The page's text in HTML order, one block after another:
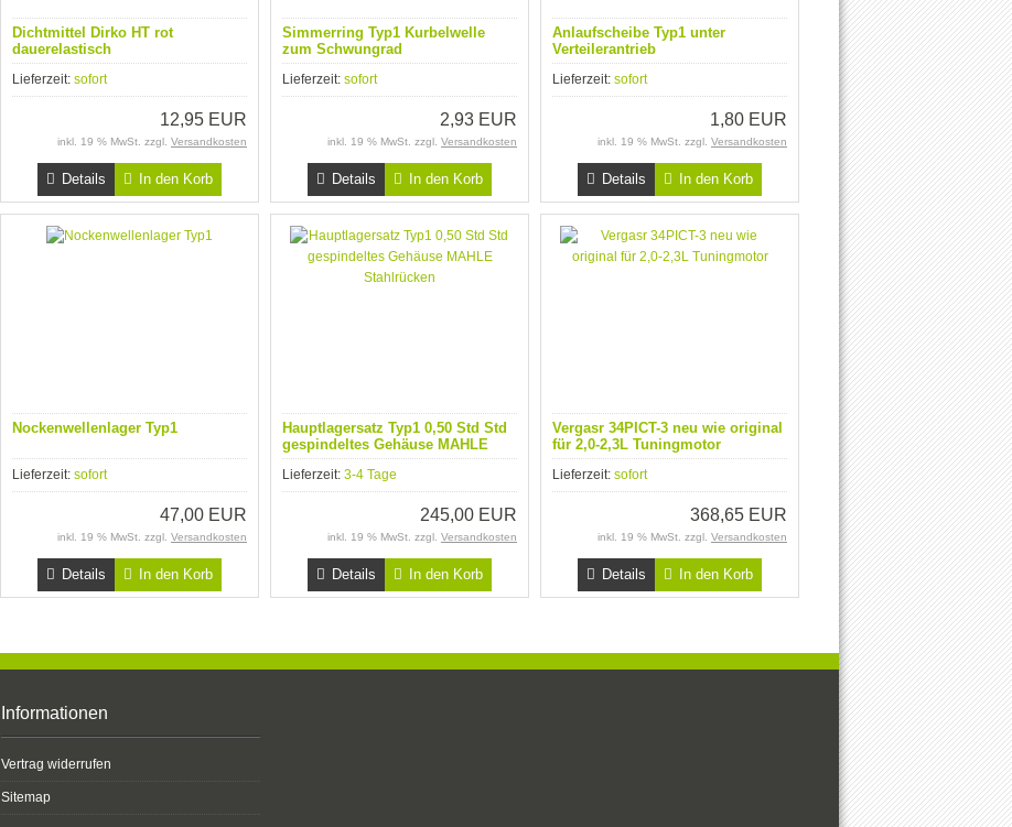
Dichtmittel Dirko HT rot
dauerelastisch
Lieferzeit: sofort
12,95 EUR
inkl. 19 % MwSt. zzgl. Versandkosten
Details In den Korb
Simmerring Typ1 Kurbelwelle
zum Schwungrad
Lieferzeit: sofort
2,93 EUR
inkl. 19 % MwSt. zzgl. Versandkosten
Details In den Korb
Anlaufscheibe Typ1 unter
Verteilerantrieb
Lieferzeit: sofort
1,80 EUR
inkl. 19 % MwSt. zzgl. Versandkosten
Details In den Korb
Nockenwellenlager Typ1
Lieferzeit: sofort
47,00 EUR
inkl. 19 % MwSt. zzgl. Versandkosten
Details In den Korb
Hauptlagersatz Typ1 0,50 Std Std
gespindeltes Gehäuse MAHLE
Stahlrücken
Lieferzeit: 3-4 Tage
245,00 EUR
inkl. 19 % MwSt. zzgl. Versandkosten
Details In den Korb
Vergasr 34PICT-3 neu wie original
für 2,0-2,3L Tuningmotor
Lieferzeit: sofort
368,65 EUR
inkl. 19 % MwSt. zzgl. Versandkosten
Details In den Korb
Informationen
Vertrag widerrufen
Sitemap